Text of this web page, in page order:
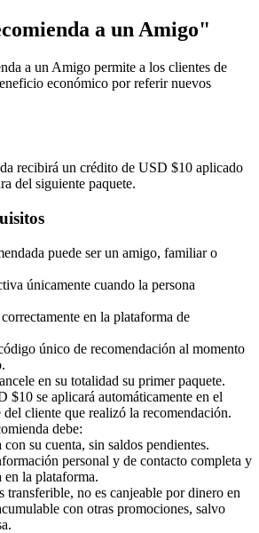
a un Amigo"
a un Amigo permite a los clientes de
económico por referir nuevos
recibirá un crédito de USD $10 aplicado
del siguiente paquete.
puede ser un amigo, familiar o
únicamente cuando la persona
en la plataforma de
único de recomendación al momento
en su totalidad su primer paquete.
$10 se aplicará automáticamente en el
del cliente que realizó la recomendación.
debe:
con su cuenta, sin saldos pendientes.
personal y de contacto completa y
en la plataforma.
transferible, no es canjeable por dinero en
con otras promociones, salvo